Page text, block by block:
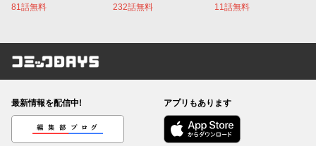
81話無料 232話無料 11話無料
コミックDAYS
最新情報を配信中!
編集部ブログ
アプリもあります